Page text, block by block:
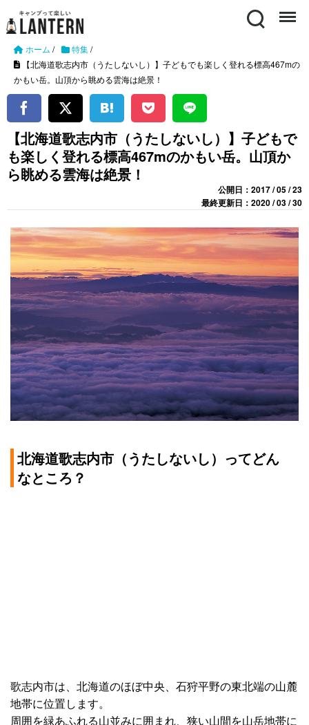
Search Menu
ホーム / 特集/
【北海道歌志内市（うたしないし）】子どもでも楽しく登れる標高467mの
かもい岳。山頂から眺める雲海は絶景！
【北海道歌志内市（うたしないし）】子どもで
も楽しく登れる標高467mのかもい岳。山頂か
ら眺める雲海は絶景！
公開日：2017 / 05 / 23
最終更新日：2020 / 03 / 30
北海道歌志内市（うたしないし）ってどん
なところ？
歌志内市は、北海道のほぼ中央、石狩平野の東北端の山麓
地帯に位置します。
周囲を緑あふれる山並みに囲まれ、狭い山間を山岳地帯に